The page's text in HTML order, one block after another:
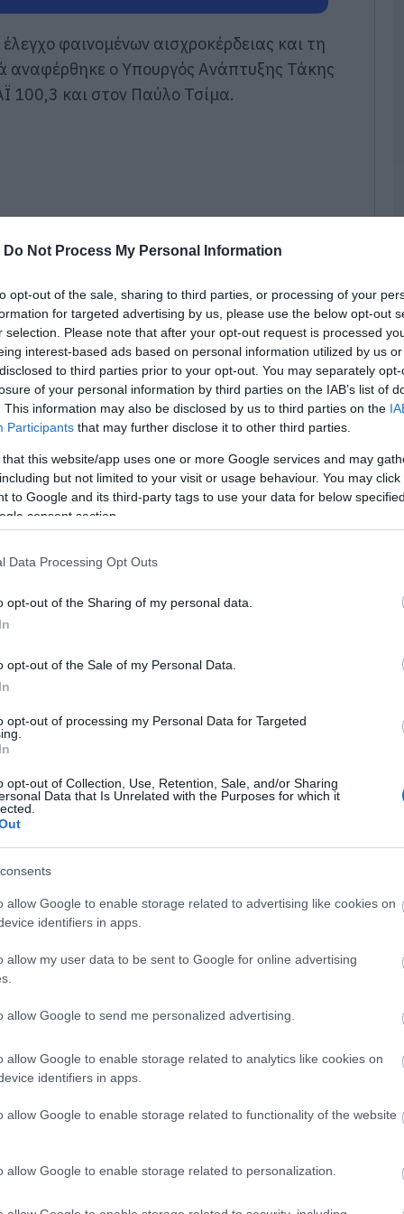
Do Not Process My Personal Information
opt-out of the sale, sharing to third parties, or processing of your
for targeted advertising by us, please use the below opt-out
selection. Please note that after your opt-out request is processed
interest-based ads based on personal information utilized by us
to third parties prior to your opt-out. You may separately
of your personal information by third parties on the IAB’s list of
This information may also be disclosed by us to third parties on the
Participants that may further disclose it to other third parties.
that this website/app uses one or more Google services and may
but not limited to your visit or usage behaviour. You may
to Google and its third-party tags to use your data for below
consent section.
Data Processing Opt Outs
opt-out of the Sharing of my personal data.
opt-out of the Sale of my Personal Data.
opt-out of processing my Personal Data for Targeted
opt-out of Collection, Use, Retention, Sale, and/or Sharing
Data that Is Unrelated with the Purposes for which it
allow Google to enable storage related to advertising like cookies on
identifiers in apps.
allow my user data to be sent to Google for online advertising
allow Google to send me personalized advertising.
allow Google to enable storage related to analytics like cookies on
identifiers in apps.
allow Google to enable storage related to functionality of the website
allow Google to enable storage related to personalization.
φαινομένων αισχροκέρδειας και τη
αναφέρθηκε ο Υπουργός Ανάπτυξης Τάκης
100,3 και στον Παύλο Τσίμα.
«πολύ παρεμβατικά μέτρα, τα οποία δεν
ούτε άλλη ευρωπαϊκή χώρα»,
κέρδους εκτείνεται σε όλη την
στους χονδρεμπόρους και στη
το μέτρο, 2.000 κωδικοί προϊόντων είχαν
εξηγώντας ότι οι μειώσεις έγιναν
τις τιμές στα ίδια επίπεδα, θα
προηγούμενης χρονιάς και θα
Αρχή. «Άρα, το μέτρο που
να έχει μόνιμο χαρακτήρα το μέτρο,
δίκαιη και υγιώς ανταγωνιστική αγορά».
πρέπει να συμβάλει στη
πλάτη και να μειώσει το
διότι πρέπει να συναισθανθούν όλοι
που δυσκολεύεται πάρα πολύ».
Πρωθυπουργό, με τη συμμετοχή
λιανεμπορίου, ο Υπουργός Ανάπτυξης
ανώτατο επίπεδο», με στόχο να
ευρείας κατανάλωσης. «Το κρίσιμο που
μειωθούν τιμές σε βασικά προϊόντα και να
των τιμών, ώστε να την αισθανθεί όσο
οικογένεια, όταν πηγαίνει να ψωνίσει
είπε πως «η διεθνής τιμή του
που ήταν πριν αρχίσει ο πόλεμος.
της πολεμικής αναμέτρησης. Tο
έβαζε πλαφόν στο περιθώριο κέρδους
δεν σκοπεύουμε να το ανανεώσουμε»,
το θέμα με τον Πρωθυπουργό Κυριάκο